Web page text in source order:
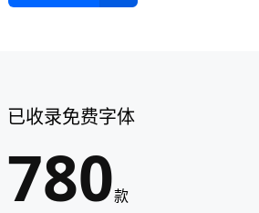
已收录免费字体
780款